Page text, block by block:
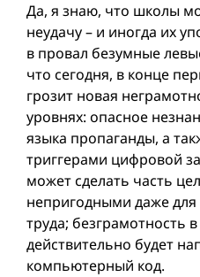
Да, я знаю, что школы
неудачу – и иногда их
в провал безумные
что сегодня, в конце
грозит новая
уровнях: опасное
языка пропаганды, а
триггерами цифровой
может сделать часть
непригодными даже
труда; безграмотность
действительно будет
компьютерный код.